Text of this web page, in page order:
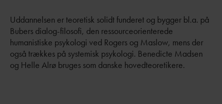
Uddannelsen er teoretisk solidt funderet og bygger bl.a. på
Bubers dialog-filosofi, den ressourceorienterede
humanistiske psykologi ved Rogers og Maslow, mens der
også trækkes på systemisk psykologi. Benedicte Madsen
og Helle Alrø bruges som danske hovedteoretikere.